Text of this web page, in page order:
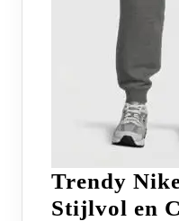
Trendy
Stijlvol en